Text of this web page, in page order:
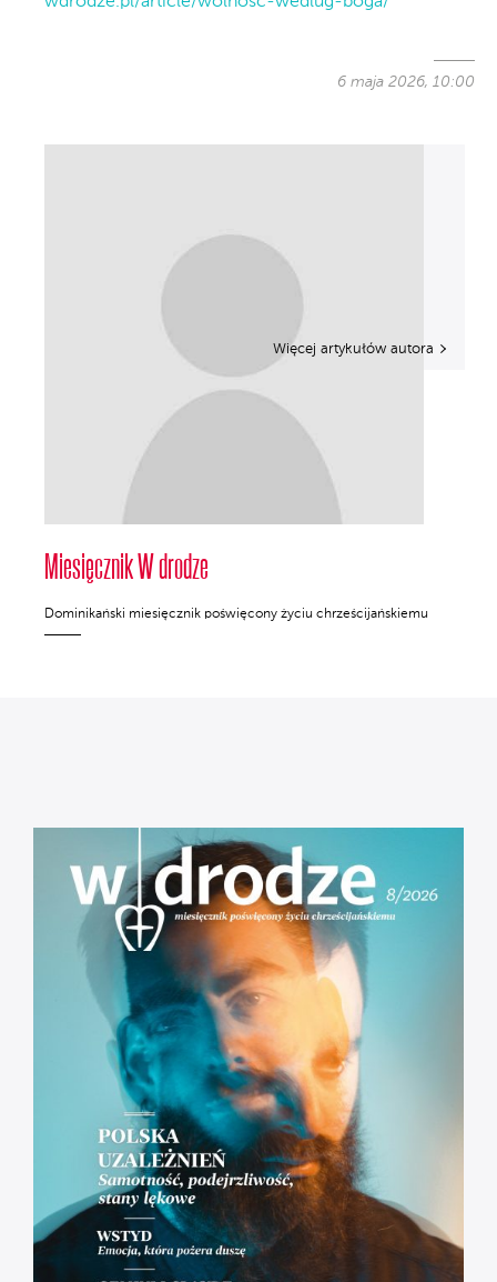
6 maja 2026, 10:00
Miesięcznik W drodze
Dominikański miesięcznik poświęcony życiu chrześcijańskiemu
Więcej artykułów autora